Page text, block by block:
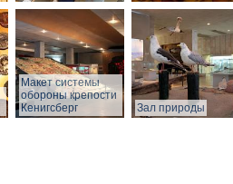
Макет системы
обороны крепости
Кенигсберг
Зал природы